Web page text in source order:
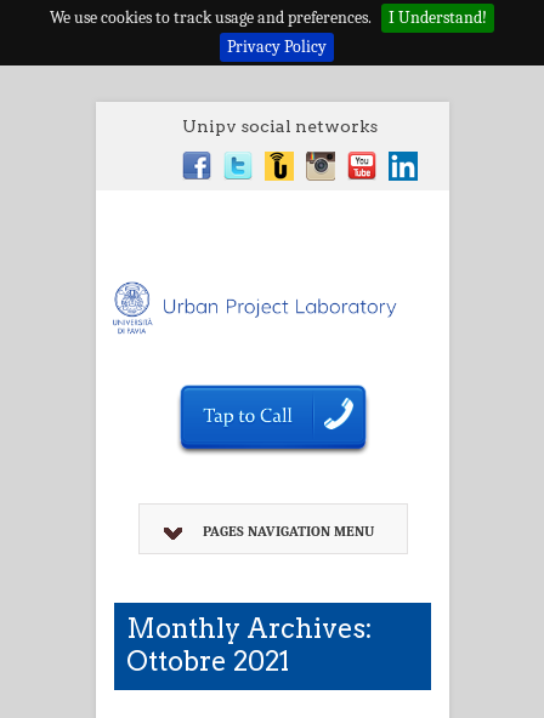
We use cookies to track usage and preferences.
I Understand!
Privacy Policy
Unipv social networks
PAGES NAVIGATION MENU
Monthly Archives:
Ottobre 2021